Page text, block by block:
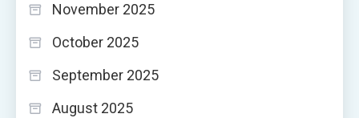
November 2025
October 2025
September 2025
August 2025